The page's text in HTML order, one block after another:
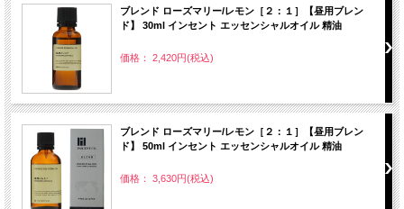
ブレンド ローズマリー/レモン［２：１］【昼用ブレン
ド】 30ml インセント エッセンシャルオイル 精油
価格： 2,420円(税込)
ブレンド ローズマリー/レモン［２：１］【昼用ブレン
ド】 50ml インセント エッセンシャルオイル 精油
価格： 3,630円(税込)